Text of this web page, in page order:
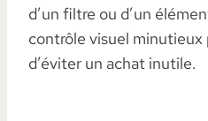
d’un filtre ou d’un
contrôle visuel
d’éviter un achat inutile.